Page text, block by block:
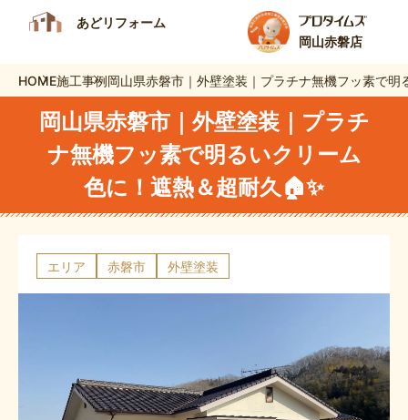
あどリフォーム
岡山赤磐店
HOME施工事例岡山県赤磐市｜外壁塗装｜プラチナ無機フッ素で
岡山県赤磐市｜外壁塗装｜プラチ
ナ無機フッ素で明るいクリーム
色に！遮熱＆超耐久🏠✨
エリア 赤磐市 外壁塗装